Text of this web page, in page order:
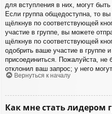
для вступления в них, могут
Если группа общедоступна, то
щёлкнув по соответствующей
участие в группе, вы можете
щёлкнув по соответствующей
одобрить ваше участие в группе
присоединиться. Пожалуйста, не
отклонил ваш запрос; у него
Вернуться к началу
Как мне стать лидером